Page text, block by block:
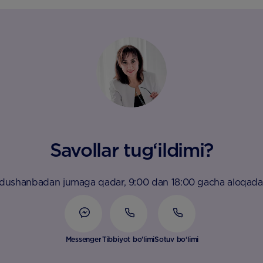
Savollar tug‘ildimi?
jumaga qadar, 9:00 dan 18:00 gacha
MessengerTibbiyot bo'limiSotuv bo‘limi